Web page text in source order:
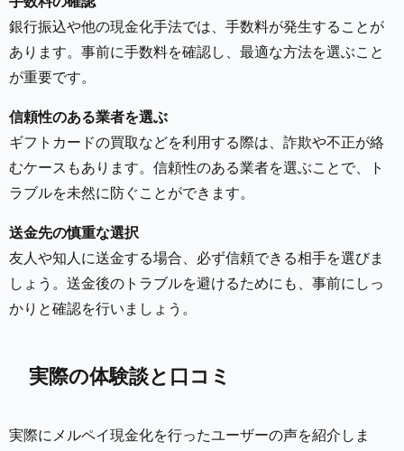
銀行振込や他の現金化手法では、手数料が発生することが
あります。事前に手数料を確認し、最適な方法を選ぶこと
が重要です。
信頼性のある業者を選ぶ
ギフトカードの買取などを利用する際は、詐欺や不正が絡
むケースもあります。信頼性のある業者を選ぶことで、ト
ラブルを未然に防ぐことができます。
送金先の慎重な選択
友人や知人に送金する場合、必ず信頼できる相手を選びま
しょう。送金後のトラブルを避けるためにも、事前にしっ
かりと確認を行いましょう。
実際の体験談と口コミ
実際にメルペイ現金化を行ったユーザーの声を紹介しま